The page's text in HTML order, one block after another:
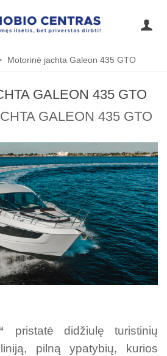
Motorinė jachta Galeon 435 GTO
GALEON 435 GTO
GALEON 435 GTO
pristatė didžiulę turistinių
pilną ypatybių, kurios